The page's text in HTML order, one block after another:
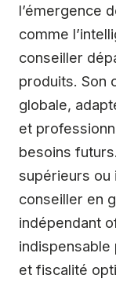
l’émergence
comme
conseiller
produits. Son
globale,
et
besoins
supérieurs ou
conseiller en
indépendant
et fiscalité